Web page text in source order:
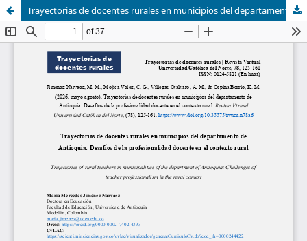
Trayectorias de docentes rurales en municipios del departamento de Antioquia: Desafíos de la profesionalidad docente en el contexto rural